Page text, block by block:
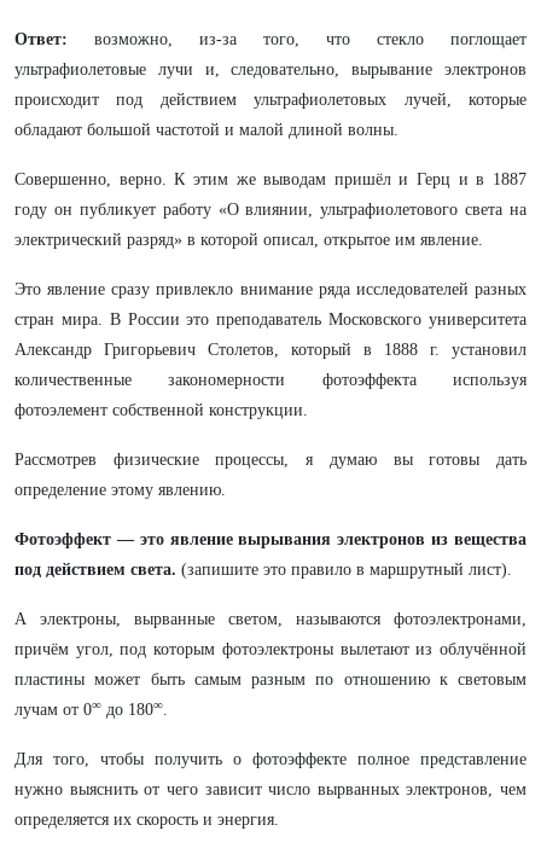
Ответ: возможно, из-за того, что стекло поглощает
ультрафиолетовые лучи и, следовательно, вырывание электронов
происходит под действием ультрафиолетовых лучей, которые
обладают большой частотой и малой длиной волны.
Совершенно, верно. К этим же выводам пришёл и Герц и в 1887
году он публикует работу «О влиянии, ультрафиолетового света на
электрический разряд» в которой описал, открытое им явление.
Это явление сразу привлекло внимание ряда исследователей разных
стран мира. В России это преподаватель Московского университета
Александр Григорьевич Столетов, который в 1888 г. установил
количественные закономерности фотоэффекта используя
фотоэлемент собственной конструкции.
Рассмотрев физические процессы, я думаю вы готовы дать
определение этому явлению.
Фотоэффект — это явление вырывания электронов из вещества
под действием света. (запишите это правило в маршрутный лист).
А электроны, вырванные светом, называются фотоэлектронами,
причём угол, под которым фотоэлектроны вылетают из облучённой
пластины может быть самым разным по отношению к световым
лучам от 0∞ до 180∞.
Для того, чтобы получить о фотоэффекте полное представление
нужно выяснить от чего зависит число вырванных электронов, чем
определяется их скорость и энергия.